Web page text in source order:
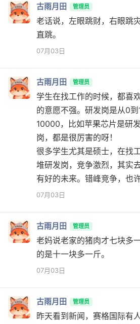
古雨月田 管理员
老话说，左眼跳财，右眼跳
直跳。
07月03日
古雨月田 管理员
学生在找工作的时候，都喜
的意愿不强。研发岗是从0到
10000，比如苹果芯片是研
岗，都是很厉害的呀！
很多学生尤其是硕士，在找
堆研发岗，竞争激烈，其实
有好的未来。错峰竞争，也
07月03日
古雨月田 管理员
老妈说老家的猪肉才七块多
的是十一块多一斤。
07月03日
古雨月田 管理员
昨天看到新闻，赛格国际有